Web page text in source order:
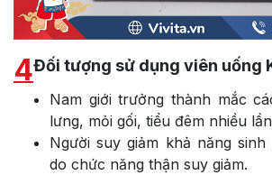
4Đối tượng sử dụng viên uống
Nam giới trưởng thành mắc
lưng, mỏi gối, tiểu đêm nhiều
Người suy giảm khả năng
do chức năng thận suy giảm.